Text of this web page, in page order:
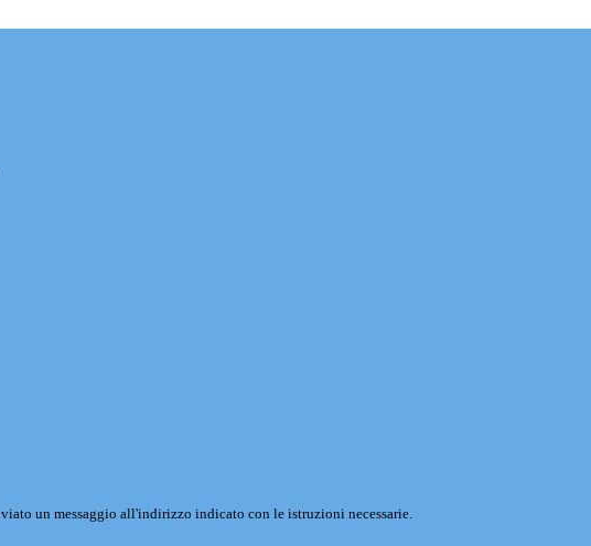
un messaggio all'indirizzo indicato con le istruzioni necessarie.